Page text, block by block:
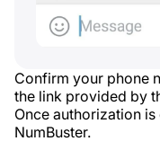
Confirm your phone
the link provided by
Once authorization
NumBuster.